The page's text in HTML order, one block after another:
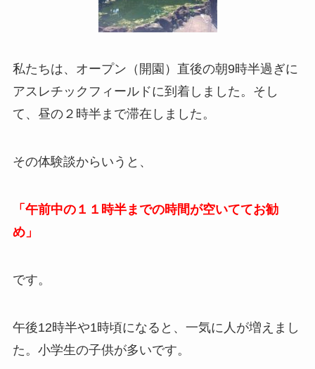
私たちは、オープン（開園）直後の朝9時半過ぎに
アスレチックフィールドに到着しました。そし
て、昼の２時半まで滞在しました。
その体験談からいうと、
「午前中の１１時半までの時間が空いててお勧
め」
です。
午後12時半や1時頃になると、一気に人が増えまし
た。小学生の子供が多いです。